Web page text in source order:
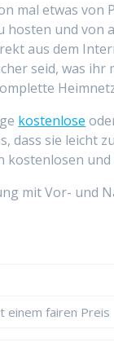
mal etwas
hosten und
aus dem
seid, was
kostenlose
dass sie leicht
kostenlosen
mit Vor- und
einem fairen Preis